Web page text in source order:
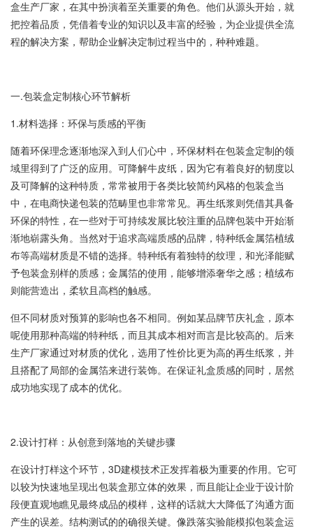
盒生产厂家，在其中扮演着至关重要的角色。他们从源头开始，就
把控着品质，凭借着专业的知识以及丰富的经验，为企业提供全流
程的解决方案，帮助企业解决定制过程当中的，种种难题。
一.包装盒定制核心环节解析
1.材料选择：环保与质感的平衡
随着环保理念逐渐地深入到人们心中，环保材料在包装盒定制的领
域里得到了广泛的应用。可降解牛皮纸，因为它有着良好的韧度以
及可降解的这种特质，常常被用于各类比较简约风格的包装盒当
中，在电商快递包装的范畴里也非常常见。再生纸浆则凭借其具备
环保的特性，在一些对于可持续发展比较注重的品牌包装中开始渐
渐地崭露头角。当然对于追求高端质感的品牌，特种纸金属箔植绒
布等高端材质是不错的选择。特种纸有着独特的纹理，和光泽能赋
予包装盒别样的质感；金属箔的使用，能够增添奢华之感；植绒布
则能营造出，柔软且高档的触感。
但不同材质对预算的影响也各不相同。例如某品牌节庆礼盒，原本
呢使用那种高端的特种纸，而且其成本相对而言是比较高的。后来
生产厂家通过对材质的优化，选用了性价比更为高的再生纸浆，并
且搭配了局部的金属箔来进行装饰。在保证礼盒质感的同时，居然
成功地实现了成本的优化。
2.设计打样：从创意到落地的关键步骤
在设计打样这个环节，3D建模技术正发挥着极为重要的作用。它可
以较为快速地呈现出包装盒那立体的效果，而且能让企业于设计阶
段便直观地瞧见最终成品的模样，这样的话就大大降低了沟通方面
产生的误差。结构测试的的确很关键。像跌落实验能模拟包装盒运